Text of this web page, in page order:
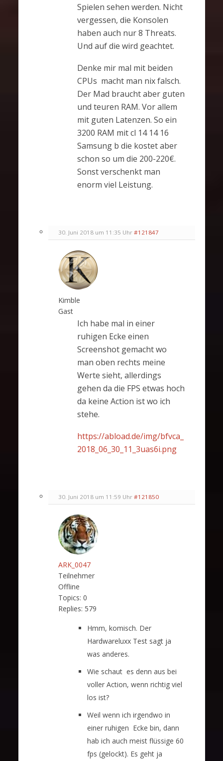
Spielen sehen werden. Nicht
vergessen, die Konsolen
haben auch nur 8 Threats.
Und auf die wird geachtet.
Denke mir mal mit beiden
CPUs macht man nix falsch.
Der Mad braucht aber guten
und teuren RAM. Vor allem
mit guten Latenzen. So ein
3200 RAM mit cl 14 14 16
Samsung b die kostet aber
schon so um die 200-220€.
Sonst verschenkt man
enorm viel Leistung.
30. Juni 2018 um 11:35 Uhr #121847
Kimble
Gast
Ich habe mal in einer
ruhigen Ecke einen
Screenshot gemacht wo
man oben rechts meine
Werte sieht, allerdings
gehen da die FPS etwas hoch
da keine Action ist wo ich
stehe.
https://abload.de/img/bfvca_
2018_06_30_11_3uas6i.png
30. Juni 2018 um 11:59 Uhr #121850
ARK_0047
Teilnehmer
Offline
Topics: 0
Replies: 579
Hmm, komisch. Der
Hardwareluxx Test sagt ja
was anderes.
Wie schaut es denn aus bei
voller Action, wenn richtig viel
los ist?
Weil wenn ich irgendwo in
einer ruhigen Ecke bin, dann
hab ich auch meist flüssige 60
fps (gelockt). Es geht ja